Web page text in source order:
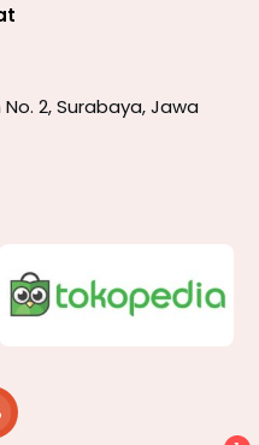
2, Surabaya, Jawa